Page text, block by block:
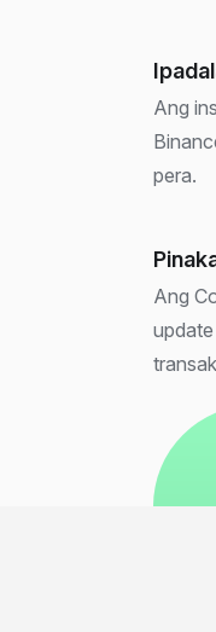
Ang
pera.
Ang